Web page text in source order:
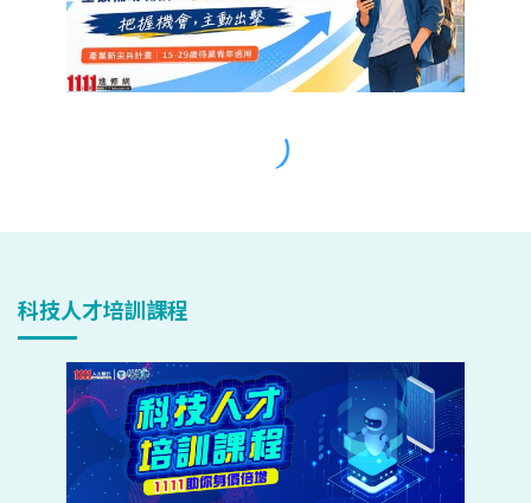
科技人才培訓課程